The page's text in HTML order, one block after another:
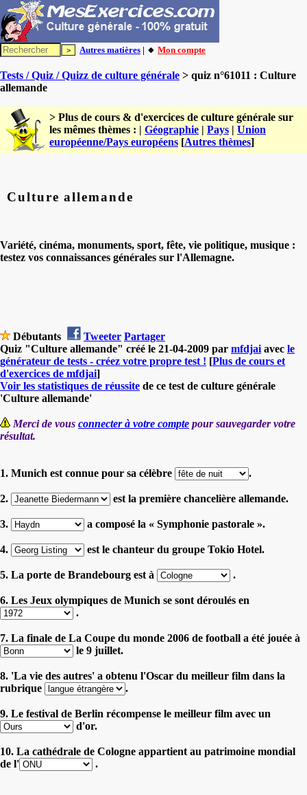
Autres matières | 🔸 Mon compte
Tests / Quiz / Quizz de culture générale > quiz n°61011 : Culture
allemande
> Plus de cours & d'exercices de culture générale sur
les mêmes thèmes : | Géographie | Pays | Union
européenne/Pays européens [Autres thèmes]
Culture allemande
Variété, cinéma, monuments, sport, fête, vie politique, musique :
testez vos connaissances générales sur l'Allemagne.
Débutants Tweeter Partager
Quiz "Culture allemande" créé le 21-04-2009 par mfdjai avec le
générateur de tests - créez votre propre test ! [Plus de cours et
d'exercices de mfdjai]
Voir les statistiques de réussite de ce test de culture générale
'Culture allemande'
Merci de vous connecter à votre compte pour sauvegarder votre
résultat.
1. Munich est connue pour sa célèbre .
2. est la première chancelière allemande.
3. a composé la « Symphonie pastorale ».
4. est le chanteur du groupe Tokio Hotel.
5. La porte de Brandebourg est à .
6. Les Jeux olympiques de Munich se sont déroulés en
.
7. La finale de La Coupe du monde 2006 de football a été jouée à
le 9 juillet.
8. 'La vie des autres' a obtenu l'Oscar du meilleur film dans la
rubrique
.
9. Le festival de Berlin récompense le meilleur film avec un
d'or.
10. La cathédrale de Cologne appartient au patrimoine mondial
de l'
.